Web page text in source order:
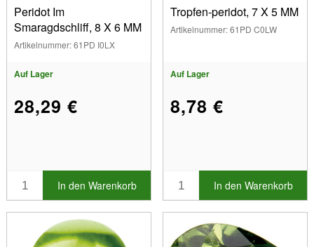
Peridot Im
Smaragdschliff, 8 X 6 MM
Artikelnummer: 61PD I0LX
Auf Lager
28,29 €
In den Warenkorb
Tropfen-peridot, 7 X 5 MM
Artikelnummer: 61PD C0LW
Auf Lager
8,78 €
In den Warenkorb